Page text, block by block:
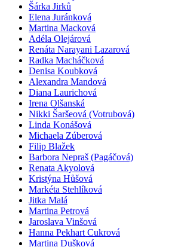
Šárka Jirků
Elena Juránková
Martina Macková
Adéla Olejárová
Renáta Narayani Lazarová
Radka Macháčková
Denisa Koubková
Alexandra Mandová
Diana Laurichová
Irena Olšanská
Nikki Šaršeová (Votrubová)
Linda Konášová
Michaela Zúberová
Filip Blažek
Barbora Nepraš (Pagáčová)
Renata Akyolová
Kristýna Hůšová
Markéta Stehlíková
Jitka Malá
Martina Petrová
Jaroslava Vinšová
Hanna Pekhart Cukrová
Martina Dušková